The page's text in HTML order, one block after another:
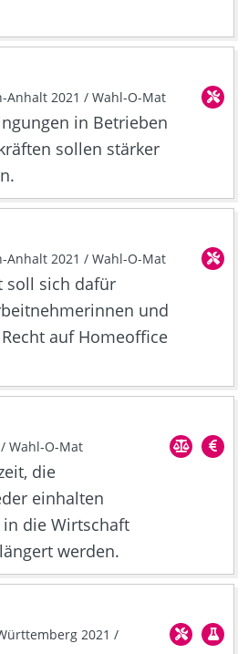
Anhalt 2021 / Wahl-O-Mat
in Betrieben
sollen stärker
Anhalt 2021 / Wahl-O-Mat
soll sich dafür
und
auf Homeoffice
Wahl-O-Mat
die
einhalten
die Wirtschaft
werden.
2021 /